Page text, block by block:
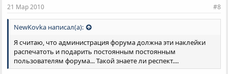
21 Мар 2010 #8
NewKovka написал(а):
Я считаю, что администрация форума должна эти наклейки
распечатоть и подарить постоянным постоянным
пользователям форума... Такой знаете ли респект....